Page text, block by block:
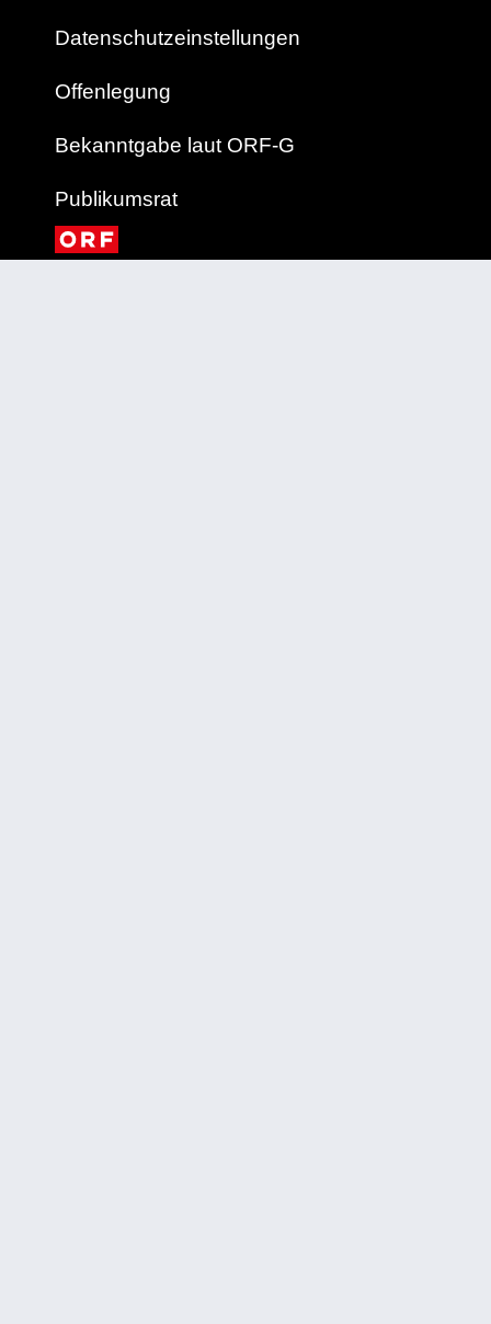
Datenschutzeinstellungen
Offenlegung
Bekanntgabe laut ORF-G
Publikumsrat